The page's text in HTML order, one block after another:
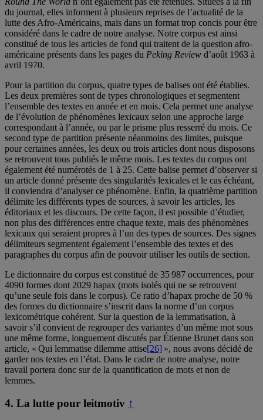
du journal, elles informent à plusieurs reprises de l’actualité de la
lutte des Afro-Américains, mais dans un format trop concis pour être
considéré dans le cadre de notre analyse. Notre corpus est ainsi
constitué de tous les articles de fond qui traitent de la question afro-
américaine présents dans les pages du Peking Review d’août 1963 à
avril 1970.
Pour la partition du corpus, quatre types de balises ont été établies.
Les deux premières sont de types chronologiques et segmentent
l’ensemble des textes en année et en mois. Cela permet une analyse
de l’évolution de phénomènes lexicaux selon une approche large
correspondant à l’année, ou par le prisme plus resserré du mois. Ce
second type de partition présente néanmoins des limites, puisque
pour certaines années, les deux ou trois articles dont nous disposons
se retrouvent tous publiés le même mois. Les textes du corpus ont
également été numérotés de 1 à 25. Cette balise permet d’observer si
un article donné présente des singularités lexicales et le cas échéant,
il conviendra d’analyser ce phénomène. Enfin, la quatrième partition
délimite les différents types de sources, à savoir les articles, les
éditoriaux et les discours. De cette façon, il est possible d’étudier,
non plus des différences entre chaque texte, mais des phénomènes
lexicaux qui seraient propres à l’un des types de sources. Des signes
délimiteurs segmentent également l’ensemble des textes et des
paragraphes du corpus afin de pouvoir utiliser les outils de section.
Le dictionnaire du corpus est constitué de 35 987 occurrences, pour
4090 formes dont 2029 hapax (mots isolés qui ne se retrouvent
qu’une seule fois dans le corpus). Ce ratio d’hapax proche de 50 %
des formes du dictionnaire s’inscrit dans la norme d’un corpus
lexicométrique cohérent. Sur la question de la lemmatisation, à
savoir s’il convient de regrouper des variantes d’un même mot sous
une même forme, longuement discutés par Étienne Brunet dans son
article, « Qui lemmatise dilemme attise[26] », nous avons décidé de
garder nos textes en l’état. Dans le cadre de notre analyse, notre
travail portera donc sur de la quantification de mots et non de
lemmes.
4. La lutte pour leitmotiv ↑